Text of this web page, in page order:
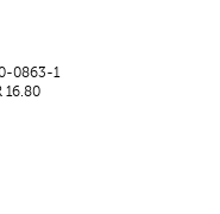
0863-1
16.80